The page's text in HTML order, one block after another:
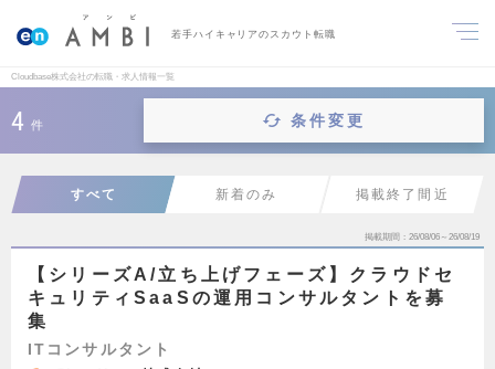
若手ハイキャリアのスカウト転職
Cloudbase株式会社の転職・求人情報一覧
4 件 条件変更
すべて 新着のみ 掲載終了間近
掲載期間 26/08/06～26/08/19
【シリーズA/立ち上げフェーズ】クラウドセ
キュリティSaaSの運用コンサルタントを募
集
ITコンサルタント